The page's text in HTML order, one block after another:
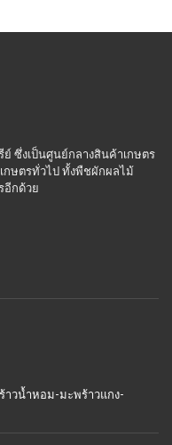
ซึ่งเป็นศูนย์กลางสินค้าเกษตร
กษตรทั่วไป ทั้งพืชผักผลไม้
อีกด้วย
าวน้ำหอม-มะพร้าวแกง-